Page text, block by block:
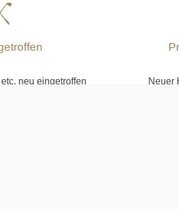
neu eingetroffen
Neuer